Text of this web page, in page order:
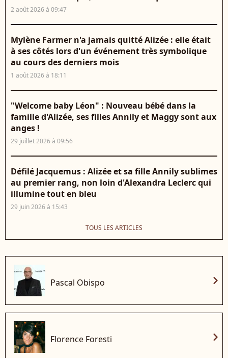
2 août 2026 à 09:47
Mylène Farmer n'a jamais quitté Alizée : elle était
à ses côtés lors d'un événement très symbolique
au cours des derniers mois
1 août 2026 à 18:11
"Welcome baby Léon" : Nouveau bébé dans la
famille d'Alizée, ses filles Annily et Maggy sont aux
anges !
29 juillet 2026 à 09:56
Défilé Jacquemus : Alizée et sa fille Annily sublimes
au premier rang, non loin d'Alexandra Leclerc qui
illumine tout en bleu
29 juin 2026 à 15:43
TOUS LES ARTICLES
Pascal Obispo chevron_right
Florence Foresti chevron_right